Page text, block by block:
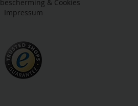
& Cookies
Impressum